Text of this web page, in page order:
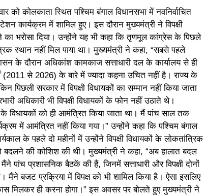
को कोलकाता स्थित पश्चिम बंगाल विधानसभा में नवनिर्वाचित
कार्यक्रम में शामिल हुए। इस दौरान मुख्यमंत्री ने विपक्षी
भरोसा दिया। उन्होंने यह भी कहा कि तृणमूल कांग्रेस के पिछले
स्थान नहीं मिल पाया था। मुख्यमंंत्री ने कहा, “सबसे पहले
के दौरान अधिकांश कामकाज सत्ताधारी दल के कार्यालय से ही
(2011 से 2026) के बारे में ज्यादा कहना उचित नहीं है। राज्य के
पिछली सरकार में विपक्षी विधायकों का सम्मान नहीं किया जाता
अधिकारी भी विपक्षी विधायकों के फोन नहीं उठाते थे।
के विधायकों को ही आमंत्रित किया जाता था। मैं पांच साल तक
में आमंत्रित नहीं किया गया।” उन्होंने कहा कि पश्चिम बंगाल
के पहले दो महीनों में उन्होंने विपक्षी विधायकों के लोकतांत्रिक
बदलने की कोशिश की थी। मुख्यमंत्री ने कहा, “अब हालात बदल
प्रशासनिक बैठकें की हैं, जिनमें सत्ताधारी और विपक्षी दोनों
मैंने बजट प्रक्रिया में विपक्ष को भी शामिल किया है। ऐसा इसलिए
मिलकर ही करना होगा।” इस अवसर पर बोलते हुए मुख्यमंत्री ने